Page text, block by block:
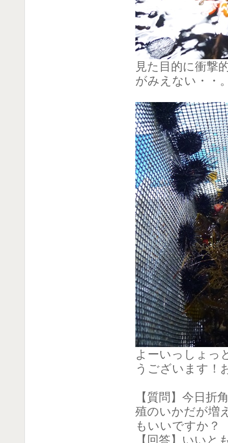
見た目的に衝
がみえない・・
よーいっしょっ
うございます！
【質問】今日
殖のいかだが増
もいいですか？
【回答】いいと